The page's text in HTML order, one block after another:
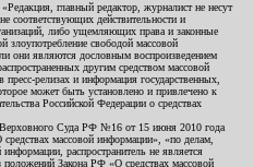
главный редактор, журналист не несут
соответствующих действительности и
либо ущемляющих права и законные
злоупотребление свободой массовой
они являются дословным воспроизведением
другим средством массовой
релизах и информация государственных,
может быть установлено и привлечено к
Российской Федерации о средствах
Суда РФ №16 от 15 июня 2010 года
массовой информации», «по делам,
распространитель не является
Закона РФ «О средствах массовой